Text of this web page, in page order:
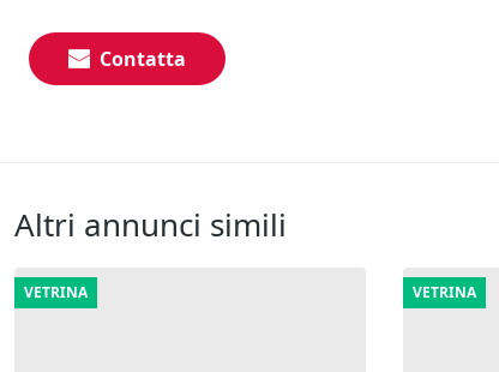
Contatta
Altri annunci simili
VETRINA VETRINA